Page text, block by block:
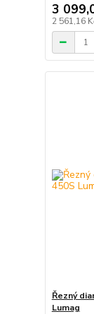
3
2 561,16
Řezný
Lumag